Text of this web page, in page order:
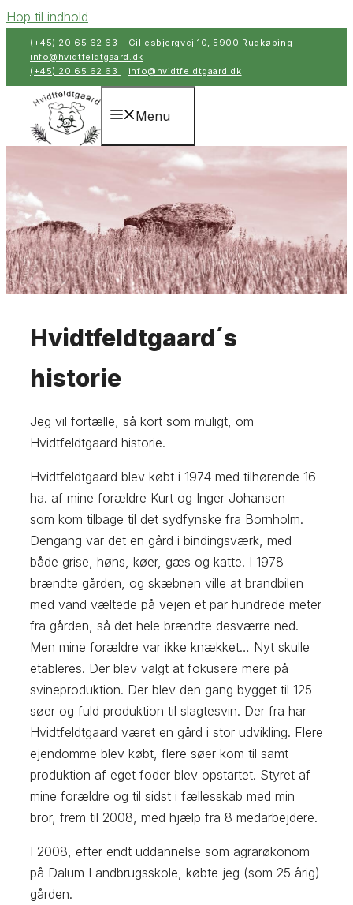
Hop til indhold
(+45) 20 65 62 63
Gillesbjergvej 10, 5900 Rudkøbing
info@hvidtfeldtgaard.dk
(+45) 20 65 62 63
info@hvidtfeldtgaard.dk
Menu
Hvidtfeldtgaard´s
historie
Jeg vil fortælle, så kort som muligt, om
Hvidtfeldtgaard historie.
Hvidtfeldtgaard blev købt i 1974 med tilhørende 16
ha. af mine forældre Kurt og Inger Johansen
som kom tilbage til det sydfynske fra Bornholm.
Dengang var det en gård i bindingsværk, med
både grise, høns, køer, gæs og katte. I 1978
brændte gården, og skæbnen ville at brandbilen
med vand væltede på vejen et par hundrede meter
fra gården, så det hele brændte desværre ned.
Men mine forældre var ikke knækket… Nyt skulle
etableres. Der blev valgt at fokusere mere på
svineproduktion. Der blev den gang bygget til 125
søer og fuld produktion til slagtesvin. Der fra har
Hvidtfeldtgaard været en gård i stor udvikling. Flere
ejendomme blev købt, flere søer kom til samt
produktion af eget foder blev opstartet. Styret af
mine forældre og til sidst i fællesskab med min
bror, frem til 2008, med hjælp fra 8 medarbejdere.
I 2008, efter endt uddannelse som agrarøkonom
på Dalum Landbrugsskole, købte jeg (som 25 årig)
gården.